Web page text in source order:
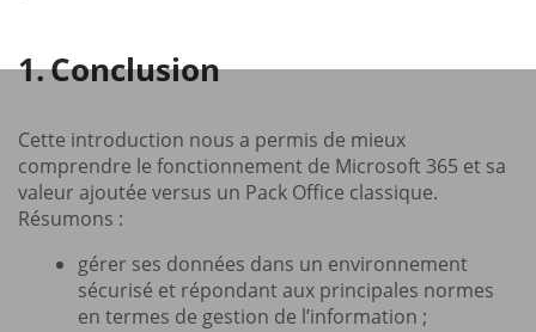
Conclusion
Cette introduction nous a permis de mieux
comprendre le fonctionnement de Microsoft 365 et sa
valeur ajoutée versus un Pack Office classique.
Résumons :
gérer ses données dans un environnement
sécurisé et répondant aux principales normes
en termes de gestion de l’information ;